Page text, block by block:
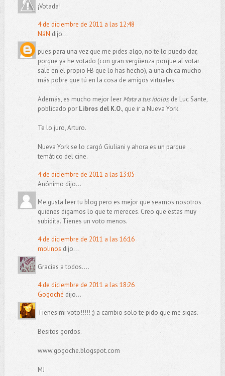
¡Votada!
4 de diciembre de 2011 a las 12:48
NáN dijo...
pues para una vez que me pides algo, no te lo puedo dar,
porque ya he votado (con gran vergüenza porque al votar
sale en el propio FB que lo has hecho), a una chica mucho
más pobre que tú en la cosa de amigos virtuales.
Además, es mucho mejor leerMata a tus ídolos, de Luc Sante,
poblicado porLibros del K.O., que ir a Nueva York.
Te lo juro, Arturo.
Nueva York se lo cargó Giuliani y ahora es un parque
temático del cine.
4 de diciembre de 2011 a las 13:05
Anónimo dijo...
Me gusta leer tu blog pero es mejor que seamos nosotros
quienes digamos lo que te mereces. Creo que estas muy
subidita. Tienes un voto menos.
4 de diciembre de 2011 a las 16:16
molinos dijo...
Gracias a todos....
4 de diciembre de 2011 a las 18:26
Gogoché dijo...
Tienes mi voto!!!!! ;) a cambio solo te pido que me sigas.
Besitos gordos.
www.gogoche.blogspot.com
MJ